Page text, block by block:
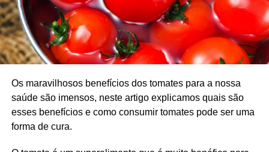
benefícios:
1. Rico em antioxidantes
O matcha é particularmente rico em catequinas, uma
compostos ajudam a estabilizar os radicais livres nocivos
no corpo, que podem danificar as células e contribuir para
doenças crónicas. O conteúdo antioxidante no matcha é
verde regular, porque ao consumir matcha, você ingere a
Os maravilhosos benefícios dos tomates para a nossa
saúde são imensos, neste artigo explicamos quais são
esses benefícios e como consumir tomates pode ser uma
forma de cura.